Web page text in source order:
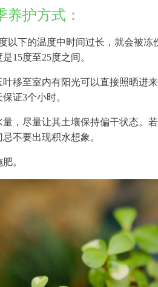
养护方式：
以下的温度中时间过长，就会被
15度至25度之间。
移至室内有阳光可以直接照晒进
证3个小时。
，尽量让其土壤保持偏干状态。
不要出现积水想象。
。